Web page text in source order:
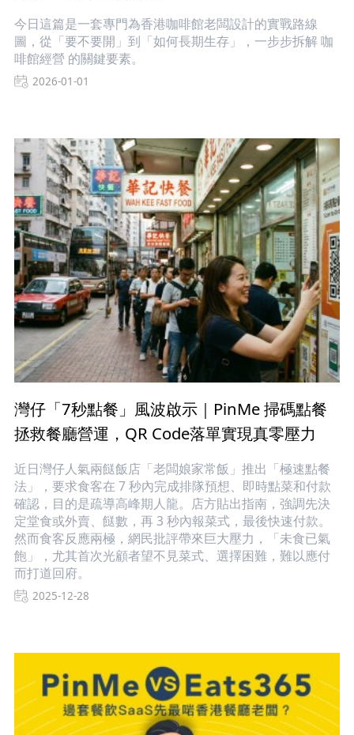
今日這篇是一套專門為香港咖啡館老闆設計的實戰路線
圖，從「要不要開」到「如何長期生存」，一步步拆解 咖
啡館經營 的關鍵要素。
2026-01-01
灣仔「7秒點餐」風波啟示｜PinMe 掃碼點餐
拯救餐廳營運，QR Code落單實現真零壓力
近日灣仔人氣兩餸飯店「老闆娘家常飯」推出「極速點餐
法」，要求食客在 7 秒內完成排隊預想、即時點菜和付款
確認，目的是疏導高峰期人龍。店方貼出指南，強調先決
定堂食或外賣、餸數，再 3 秒內報菜式，最後快速付款。
然而食客反應兩極，網民批評帶來巨大壓力，「未食已氣
飽」，尤其首次光顧者望不見菜式、選擇困難，難以應付
而打道回府。
2025-12-28